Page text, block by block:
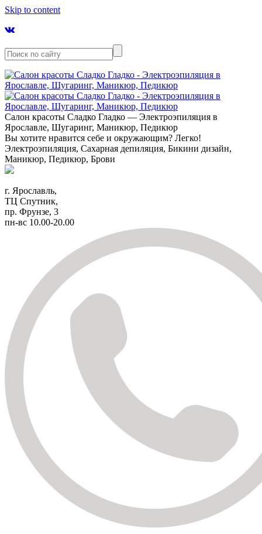
Skip to content
Салон красоты Сладко Гладко — Электроэпиляция в
Ярославле, Шугаринг, Маникюр, Педикюр
Вы хотите нравится себе и окружающим? Легко!
Электроэпиляция, Сахарная депиляция, Бикини дизайн,
Маникюр, Педикюр, Брови
г. Ярославль,
ТЦ Спутник,
пр. Фрунзе, 3
пн-вс 10.00-20.00